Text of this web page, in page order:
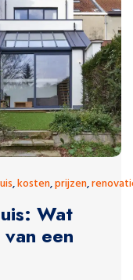
,kosten,prijzen,
Wat
een